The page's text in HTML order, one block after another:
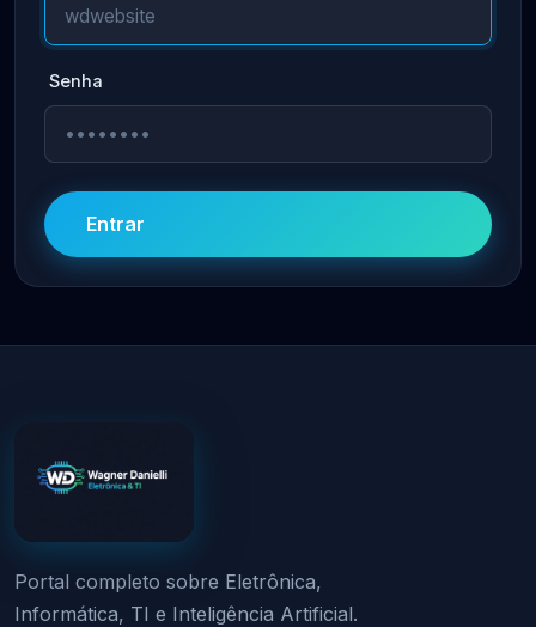
Senha
Entrar
Portal completo sobre Eletrônica,
Informática, TI e Inteligência Artificial.